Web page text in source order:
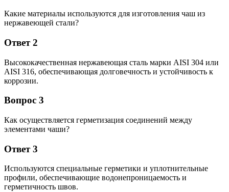
Какие материалы используются для изготовления чаш из
нержавеющей стали?
Ответ 2
Высококачественная нержавеющая сталь марки AISI 304 или
AISI 316, обеспечивающая долговечность и устойчивость к
коррозии.
Вопрос 3
Как осуществляется герметизация соединений между
элементами чаши?
Ответ 3
Используются специальные герметики и уплотнительные
профили, обеспечивающие водонепроницаемость и
герметичность швов.